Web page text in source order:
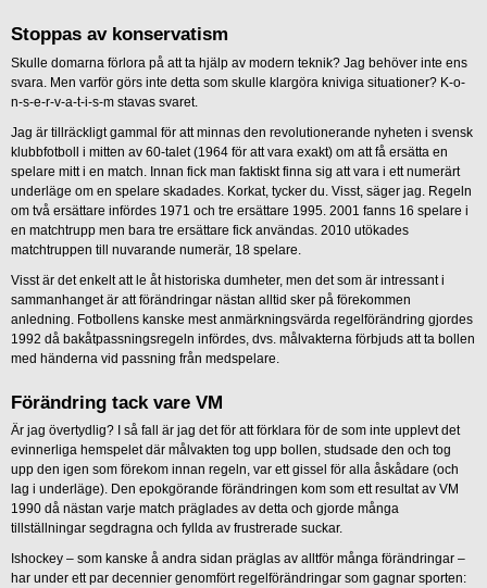
Stoppas av konservatism
Skulle domarna förlora på att ta hjälp av modern teknik? Jag behöver inte ens
svara. Men varför görs inte detta som skulle klargöra kniviga situationer? K-o-
n-s-e-r-v-a-t-i-s-m stavas svaret.
Jag är tillräckligt gammal för att minnas den revolutionerande nyheten i svensk
klubbfotboll i mitten av 60-talet (1964 för att vara exakt) om att få ersätta en
spelare mitt i en match. Innan fick man faktiskt finna sig att vara i ett numerärt
underläge om en spelare skadades. Korkat, tycker du. Visst, säger jag. Regeln
om två ersättare infördes 1971 och tre ersättare 1995. 2001 fanns 16 spelare i
en matchtrupp men bara tre ersättare fick användas. 2010 utökades
matchtruppen till nuvarande numerär, 18 spelare.
Visst är det enkelt att le åt historiska dumheter, men det som är intressant i
sammanhanget är att förändringar nästan alltid sker på förekommen
anledning. Fotbollens kanske mest anmärkningsvärda regelförändring gjordes
1992 då bakåtpassningsregeln infördes, dvs. målvakterna förbjuds att ta bollen
med händerna vid passning från medspelare.
Förändring tack vare VM
Är jag övertydlig? I så fall är jag det för att förklara för de som inte upplevt det
evinnerliga hemspelet där målvakten tog upp bollen, studsade den och tog
upp den igen som förekom innan regeln, var ett gissel för alla åskådare (och
lag i underläge). Den epokgörande förändringen kom som ett resultat av VM
1990 då nästan varje match präglades av detta och gjorde många
tillställningar segdragna och fyllda av frustrerade suckar.
Ishockey – som kanske å andra sidan präglas av alltför många förändringar –
har under ett par decennier genomfört regelförändringar som gagnar sporten: